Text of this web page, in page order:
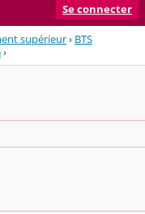
Se connecter
supérieur› BTS
›